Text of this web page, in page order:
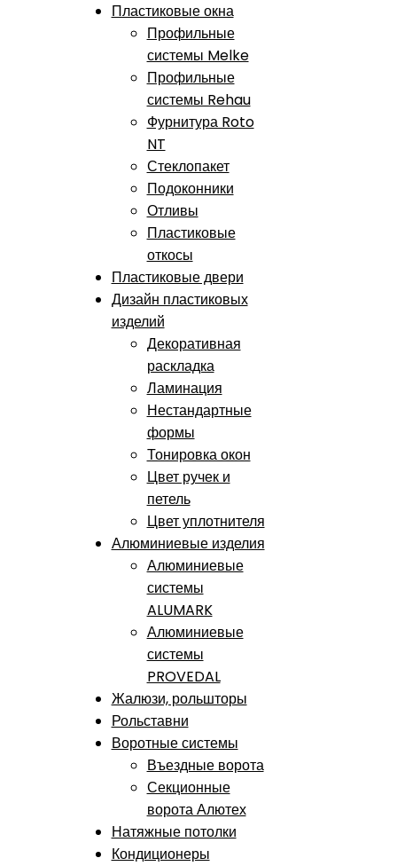
Пластиковые окна
Профильные
системы Melke
Профильные
системы Rehau
Фурнитура Roto
NT
Стеклопакет
Подоконники
Отливы
Пластиковые
откосы
Пластиковые двери
Дизайн пластиковых
изделий
Декоративная
раскладка
Ламинация
Нестандартные
формы
Тонировка окон
Цвет ручек и
петель
Цвет уплотнителя
Алюминиевые изделия
Алюминиевые
системы
ALUMARK
Алюминиевые
системы
PROVEDAL
Жалюзи, рольшторы
Рольставни
Воротные системы
Въездные ворота
Секционные
ворота Алютех
Натяжные потолки
Кондиционеры